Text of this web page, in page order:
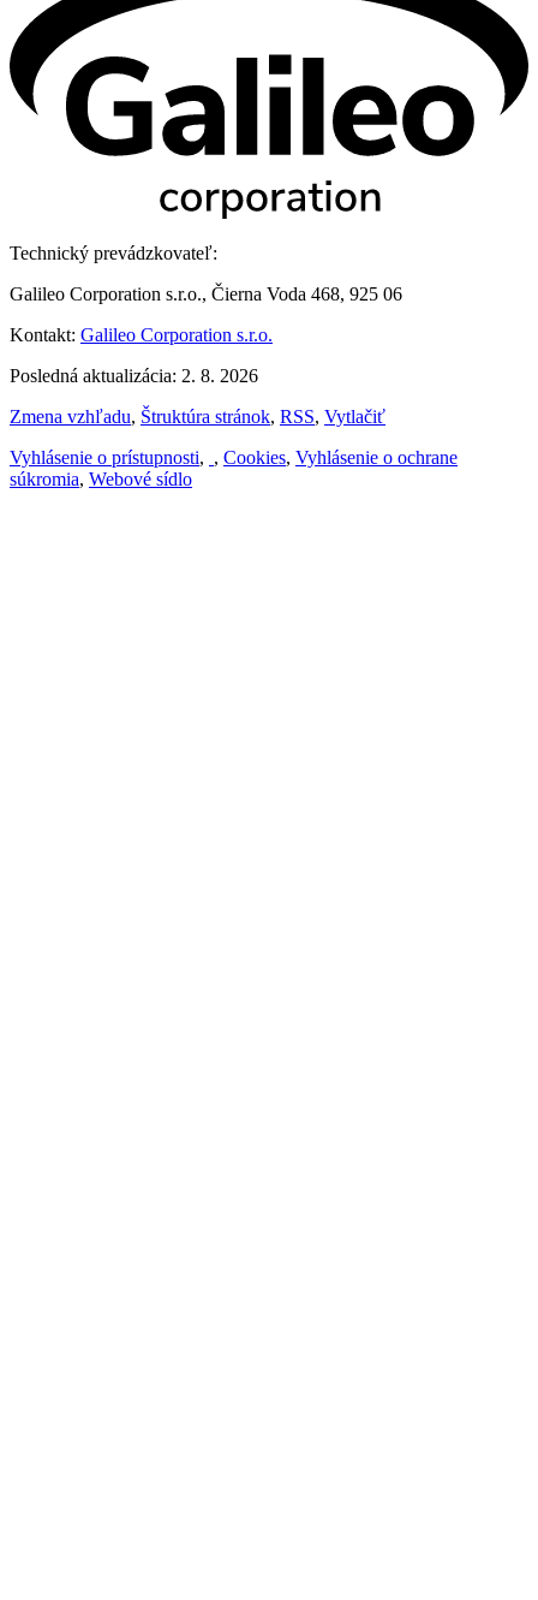
Technický prevádzkovateľ:
Galileo Corporation s.r.o., Čierna Voda 468, 925 06
Kontakt: Galileo Corporation s.r.o.
Posledná aktualizácia: 2. 8. 2026
Zmena vzhľadu, Štruktúra stránok, RSS, Vytlačiť
Vyhlásenie o prístupnosti, , Cookies, Vyhlásenie o ochrane
súkromia, Webové sídlo